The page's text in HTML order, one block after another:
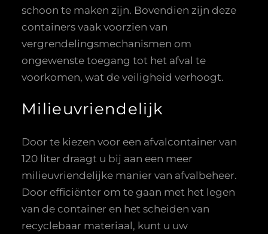
schoon te maken zijn. Bovendien zijn deze
containers vaak voorzien van
vergrendelingsmechanismen om
ongewenste toegang tot het afval te
voorkomen, wat de veiligheid verhoogt.
Milieuvriendelijk
Door te kiezen voor een afvalcontainer van
120 liter draagt u bij aan een meer
milieuvriendelijke manier van afvalbeheer.
Door efficiënter om te gaan met het legen
van de container en het scheiden van
recyclebaar materiaal, kunt u uw